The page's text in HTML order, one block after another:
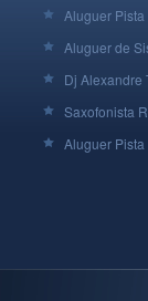
Aluguer
Aluguer de
Dj Alexandre
Saxofonista
Aluguer